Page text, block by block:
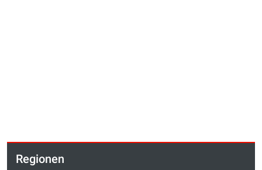
Regionen